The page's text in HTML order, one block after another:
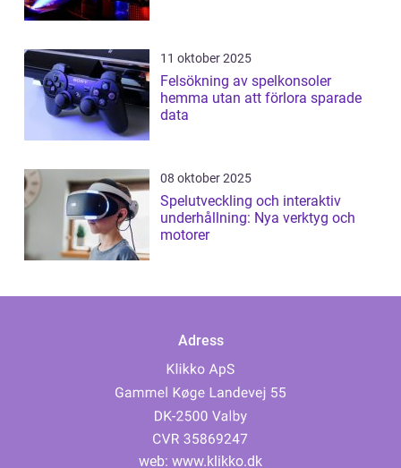
11 oktober 2025
Felsökning av spelkonsoler
hemma utan att förlora sparade
data
08 oktober 2025
Spelutveckling och interaktiv
underhållning: Nya verktyg och
motorer
Adress
web: www.klikko.dk